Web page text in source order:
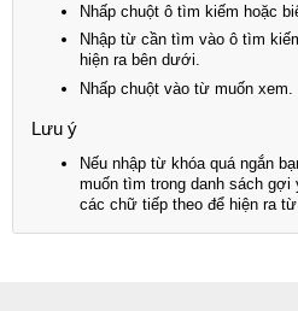
Nhấp chuột ô tìm kiếm hoặc
Nhập từ cần tìm vào ô tìm
hiện ra bên dưới.
Nhấp chuột vào từ muốn xem.
Lưu ý
Nếu nhập từ khóa quá ngắn
muốn tìm trong danh sách gợi
các chữ tiếp theo để hiện ra từ